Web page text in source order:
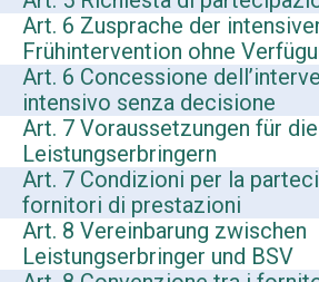
Art. 6 Zusprache der
Frühintervention ohne
Art. 6 Concessione
intensivo senza decisione
Art. 7 Voraussetzungen für
Leistungserbringern
Art. 7 Condizioni per la
fornitori di prestazioni
Art. 8 Vereinbarung zwischen
Leistungserbringer und BSV